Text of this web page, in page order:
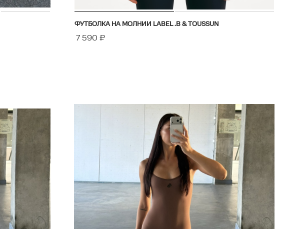
ФУТБОЛКА НА МОЛНИИ LABEL .B & TOUSSUN
7 590 ₽